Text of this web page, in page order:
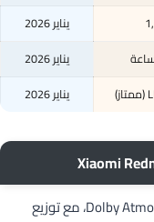
يناير 2026
يناير 2026
يناير 2026
يأتي الهاتف بسماعتين استريو تدعمان تقنية Dolby Atmos، مع توزيع